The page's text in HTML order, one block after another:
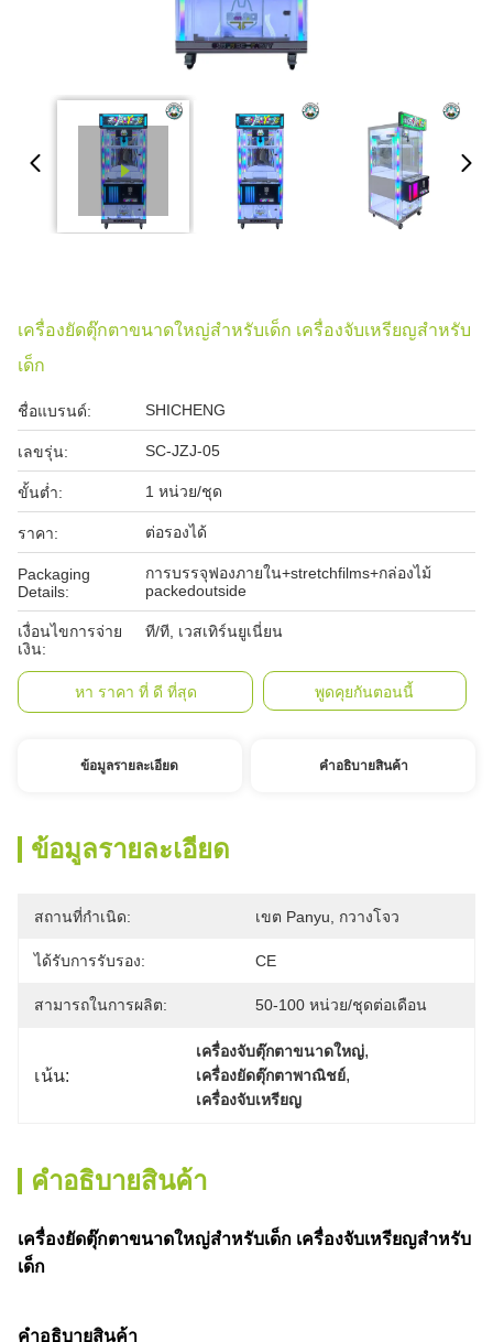
เครื่องยัดตุ๊กตาขนาดใหญ่สําหรับเด็ก เครื่องจับเหรียญสําหรับ
เด็ก
ชื่อแบรนด์: SHICHENG
เลขรุ่น: SC-JZJ-05
ขั้นต่ำ: 1 หน่วย/ชุด
ราคา: ต่อรองได้
Packaging
Details:
การบรรจุฟองภายใน+stretchfilms+กล่องไม้
packedoutside
เงื่อนไขการจ่าย
เงิน:
ที/ที, เวสเทิร์นยูเนี่ยน
หา ราคา ที่ ดี ที่สุด พูดคุยกันตอนนี้
ข้อมูลรายละเอียด คําอธิบายสินค้า
ข้อมูลรายละเอียด
สถานที่กำเนิด: เขต Panyu, กวางโจว
ได้รับการรับรอง: CE
สามารถในการผลิต: 50-100 หน่วย/ชุดต่อเดือน
เน้น:
เครื่องจับตุ๊กตาขนาดใหญ่,
เครื่องยัดตุ๊กตาพาณิชย์,
เครื่องจับเหรียญ
คําอธิบายสินค้า
เครื่องยัดตุ๊กตาขนาดใหญ่สําหรับเด็ก เครื่องจับเหรียญสําหรับ
เด็ก
คําอธิบายสินค้า